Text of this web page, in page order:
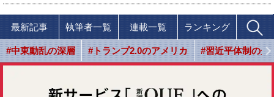
最新記事 執筆者一覧 連載一覧 ランキング
#中東動乱の深層 #トランプ2.0のアメリカ #習近平体制の光